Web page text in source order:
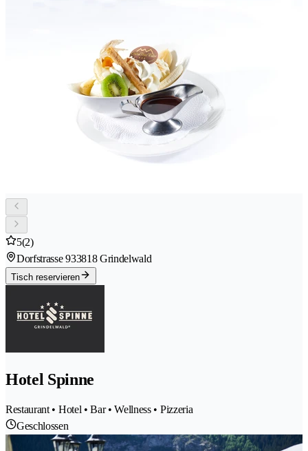
5(2)
Dorfstrasse 933818 Grindelwald
Tisch reservieren
Hotel Spinne
Restaurant • Hotel • Bar • Wellness • Pizzeria
Geschlossen